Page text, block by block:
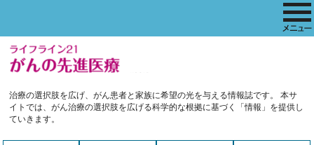
治療の選択肢を広げ、がん患者と家族に希望の光を与える情報誌です。
本サ
イトでは、がん治療の選択肢を広げる科学的な根拠に基づく「情報」を提供し
ていきます。